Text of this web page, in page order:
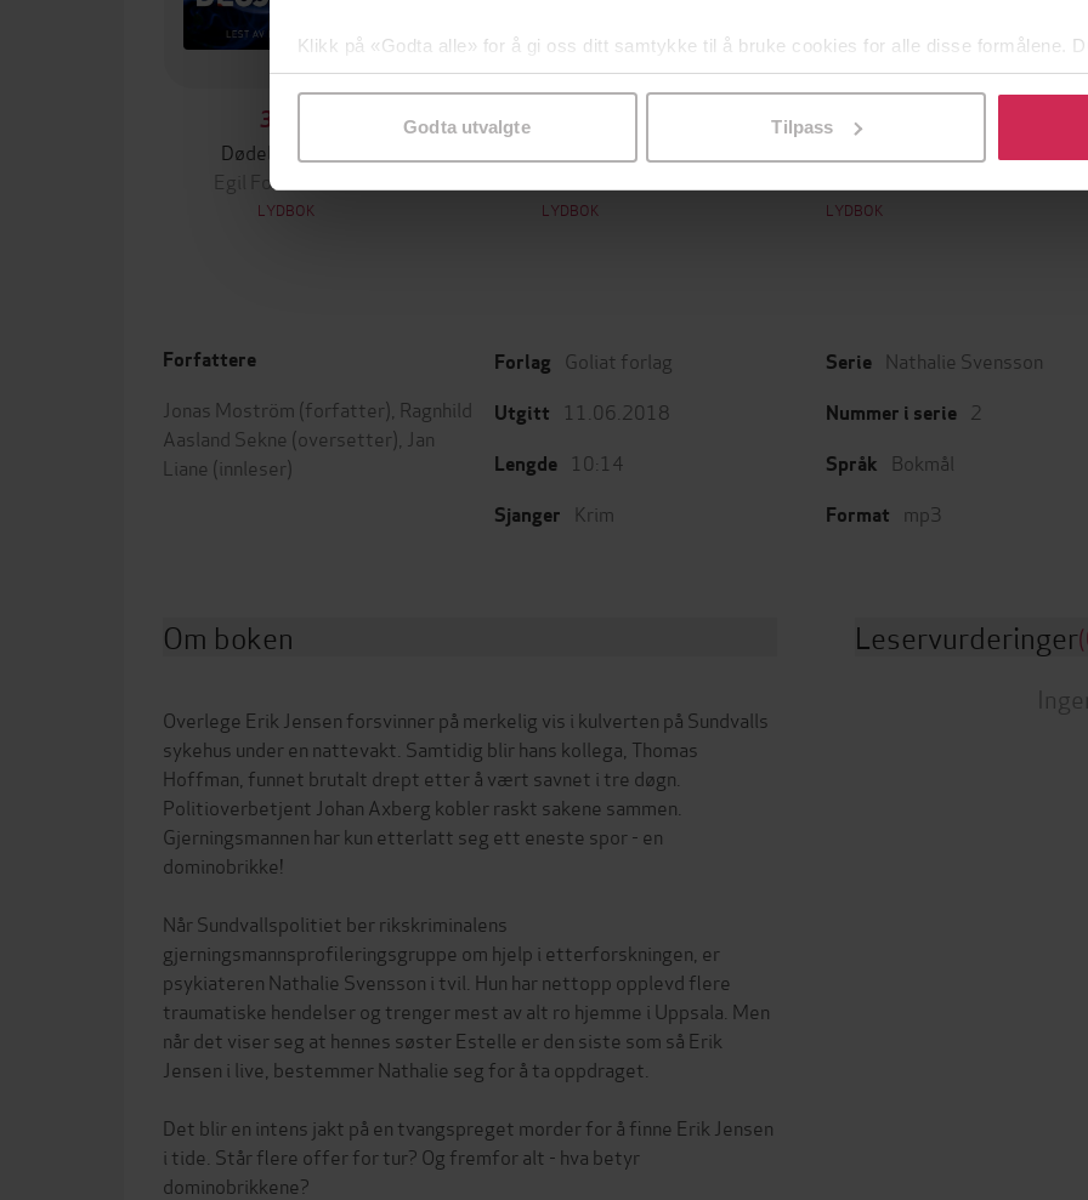
Klikk på «Godta alle» for å gi oss ditt samtykke til å bruke cookies for alle disse formålene.
samtykke til spesifikke formål ved å klikke på «Tilpass». Du kan når som helst trekke
Godta utvalgte Tilpass
349,-
Dødelig begjær
Egil Foss Iversen
LYDBOK LYDBOK
149,-
LYDBOK
Forfattere
Jonas Moström (forfatter), Ragnhild
Aasland Sekne (oversetter), Jan
Liane (innleser)
Forlag Goliat forlag
Utgitt 11.06.2018
Lengde 10:14
Sjanger Krim
Serie Nathalie Svensson
Nummer i serie 2
Språk Bokmål
Format mp3
Om boken
Overlege Erik Jensen forsvinner på merkelig vis i kulverten på Sundvalls
sykehus under en nattevakt. Samtidig blir hans kollega, Thomas
Hoffman, funnet brutalt drept etter å vært savnet i tre døgn.
Politioverbetjent Johan Axberg kobler raskt sakene sammen.
Gjerningsmannen har kun etterlatt seg ett eneste spor - en
dominobrikke!
Når Sundvallspolitiet ber rikskriminalens
gjerningsmannsprofileringsgruppe om hjelp i etterforskningen, er
psykiateren Nathalie Svensson i tvil. Hun har nettopp opplevd flere
traumatiske hendelser og trenger mest av alt ro hjemme i Uppsala. Men
når det viser seg at hennes søster Estelle er den siste som så Erik
Jensen i live, bestemmer Nathalie seg for å ta oppdraget.
Det blir en intens jakt på en tvangspreget morder for å finne Erik Jensen
i tide. Står flere offer for tur? Og fremfor alt - hva betyr
dominobrikkene?
Leservurderinger